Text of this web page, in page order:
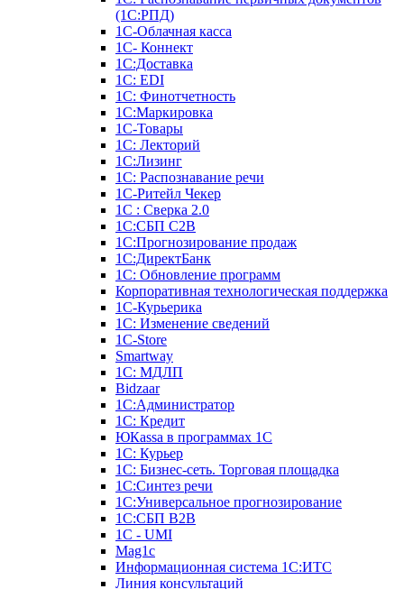
(1С:РПД)
1С-Облачная касса
1С- Коннект
1С:Доставка
1С: EDI
1С: Финотчетность
1С:Маркировка
1С-Товары
1С: Лекторий
1С:Лизинг
1С: Распознавание речи
1C-Ритейл Чекер
1С : Сверка 2.0
1С:СБП C2B
1С:Прогнозирование продаж
1С:ДиректБанк
1С: Обновление программ
Корпоративная технологическая поддержка
1С-Курьерика
1С: Изменение сведений
1C-Store
Smartway
1С: МДЛП
Bidzaar
1С:Администратор
1С: Кредит
ЮКаssа в программах 1С
1С: Курьер
1С: Бизнес-сеть. Торговая площадка
1С:Синтез речи
1С:Универсальное прогнозирование
1С:СБП B2B
1C - UMI
Mag1c
Информационная система 1С:ИТС
Линия консультаций